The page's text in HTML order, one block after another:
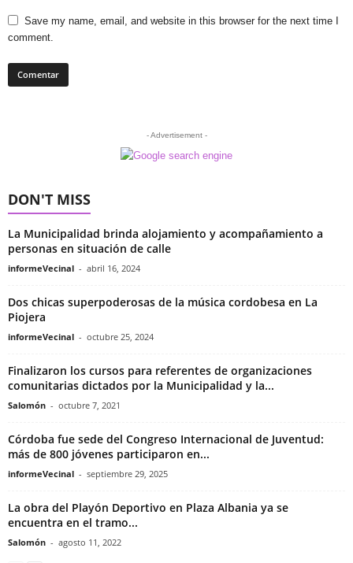
Save my name, email, and website in this browser for the next time I
comment.
- Advertisement -
DON'T MISS
La Municipalidad brinda alojamiento y acompañamiento a
personas en situación de calle
informeVecinal - abril 16, 2024
Dos chicas superpoderosas de la música cordobesa en La
Piojera
informeVecinal - octubre 25, 2024
Finalizaron los cursos para referentes de organizaciones
comunitarias dictados por la Municipalidad y la...
Salomón - octubre 7, 2021
Córdoba fue sede del Congreso Internacional de Juventud:
más de 800 jóvenes participaron en...
informeVecinal - septiembre 29, 2025
La obra del Playón Deportivo en Plaza Albania ya se
encuentra en el tramo...
Salomón - agosto 11, 2022